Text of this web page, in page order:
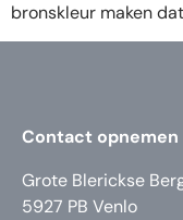
bronskleur maken
Contact opnemen
Grote Blerickse
5927 PB Venlo